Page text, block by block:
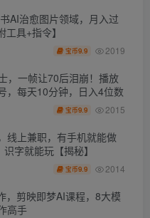
AI治愈图片领域，月入过
具+指令】
宝币9.9 2019
，一帧让70后泪崩！播放
，每天10分钟，日入4位数
宝币9.9 2015
线上兼职，有手机就能做
字就能玩【揭秘】
宝币9.9 2014
，剪映即梦AI课程，8大模
高手